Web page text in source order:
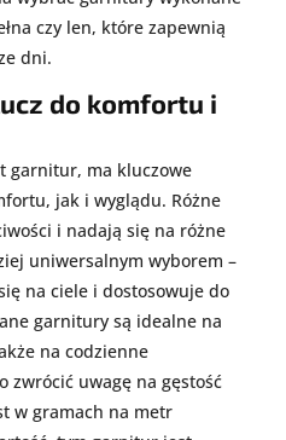
czy len, które zapewnią
dni.
do komfortu i
garnitur, ma kluczowe
jak i wyglądu. Różne
i nadają się na różne
uniwersalnym wyborem –
na ciele i dostosowuje do
garnitury są idealne na
na codzienne
zwrócić uwagę na gęstość
w gramach na metr